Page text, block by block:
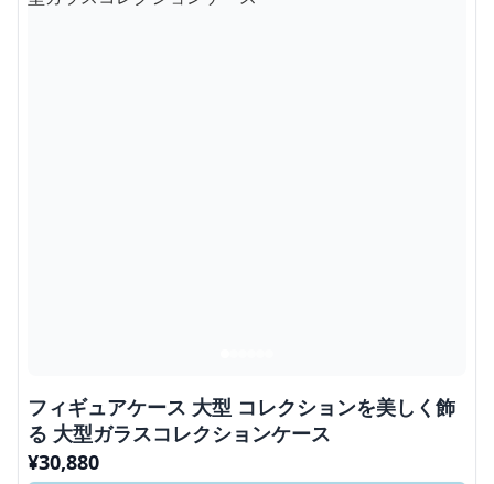
フィギュアケース 大型 コレクションを美しく飾
る 大型ガラスコレクションケース
¥30,880